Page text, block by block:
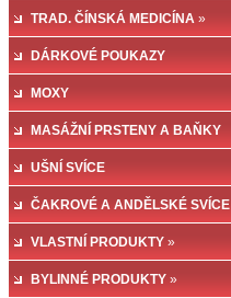
TRAD. ČÍNSKÁ MEDICÍNA »
DÁRKOVÉ POUKAZY
MOXY
MASÁŽNÍ PRSTENY A BAŇKY
UŠNÍ SVÍCE
ČAKROVÉ A ANDĚLSKÉ SVÍCE
VLASTNÍ PRODUKTY »
BYLINNÉ PRODUKTY »